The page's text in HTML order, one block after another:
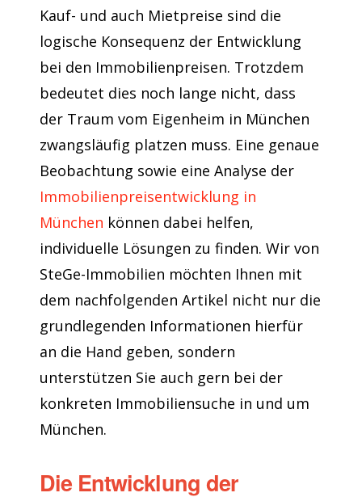
Kauf- und auch Mietpreise sind die
logische Konsequenz der Entwicklung
bei den Immobilienpreisen. Trotzdem
bedeutet dies noch lange nicht, dass
der Traum vom Eigenheim in München
zwangsläufig platzen muss. Eine genaue
Beobachtung sowie eine Analyse der
Immobilienpreisentwicklung in
München können dabei helfen,
individuelle Lösungen zu finden. Wir von
SteGe-Immobilien möchten Ihnen mit
dem nachfolgenden Artikel nicht nur die
grundlegenden Informationen hierfür
an die Hand geben, sondern
unterstützen Sie auch gern bei der
konkreten Immobiliensuche in und um
München.
Die Entwicklung der